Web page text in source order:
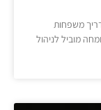
משפחות
מוביל לניהול